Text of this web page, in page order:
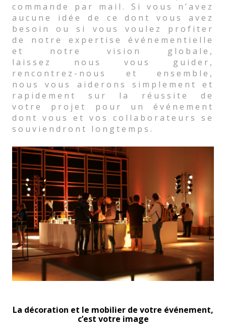
commande par mail. Si vous n’avez
aucune idée de ce dont vous avez
besoin ou si vous voulez profiter
de notre expertise événementielle
et notre vision globale,
laissez nous vous guider,
rencontrez-nous et ensemble,
nous vous aiderons simplement et
rapidement sur la réussite de
votre projet pour un événement
dont vous et vos collaborateurs se
souviendront longtemps.
La décoration et le mobilier de votre événement,
c’est votre image